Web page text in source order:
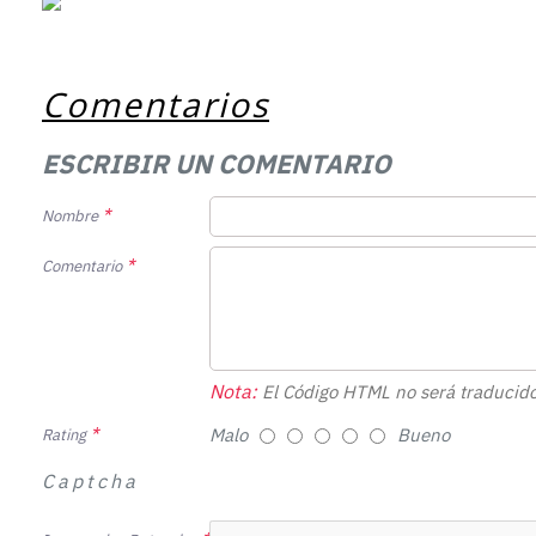
Comentarios
ESCRIBIR UN COMENTARIO
Nombre
Comentario
Nota:El Código HTML no será
Rating Malo Bueno
Captcha